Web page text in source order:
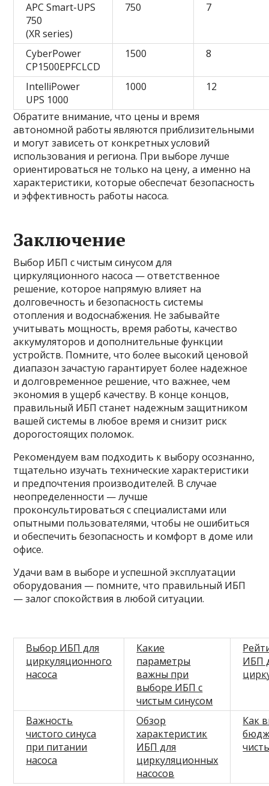
APC Smart-UPS
750
(XR series)
750 7
CyberPower
CP1500EPFCLCD
1500 8
IntelliPower
UPS 1000
1000 12
Обратите внимание, что цены и время
автономной работы являются приблизительными
и могут зависеть от конкретных условий
использования и региона. При выборе лучше
ориентироваться не только на цену, а именно на
характеристики, которые обеспечат безопасность
и эффективность работы насоса.
Заключение
Выбор ИБП с чистым синусом для
циркуляционного насоса — ответственное
решение, которое напрямую влияет на
долговечность и безопасность системы
отопления и водоснабжения. Не забывайте
учитывать мощность, время работы, качество
аккумуляторов и дополнительные функции
устройств. Помните, что более высокий ценовой
диапазон зачастую гарантирует более надежное
и долговременное решение, что важнее, чем
экономия в ущерб качеству. В конце концов,
правильный ИБП станет надежным защитником
вашей системы в любое время и снизит риск
дорогостоящих поломок.
Рекомендуем вам подходить к выбору осознанно,
тщательно изучать технические характеристики
и предпочтения производителей. В случае
неопределенности — лучше
проконсультироваться с специалистами или
опытными пользователями, чтобы не ошибиться
и обеспечить безопасность и комфорт в доме или
офисе.
Удачи вам в выборе и успешной эксплуатации
оборудования — помните, что правильный ИБП
— залог спокойствия в любой ситуации.
Выбор ИБП для
циркуляционного
насоса
Какие
параметры
важны при
выборе ИБП с
чистым синусом
ИБП
Важность
чистого синуса
при питании
насоса
Обзор
характеристик
ИБП для
циркуляционных
насосов
Как